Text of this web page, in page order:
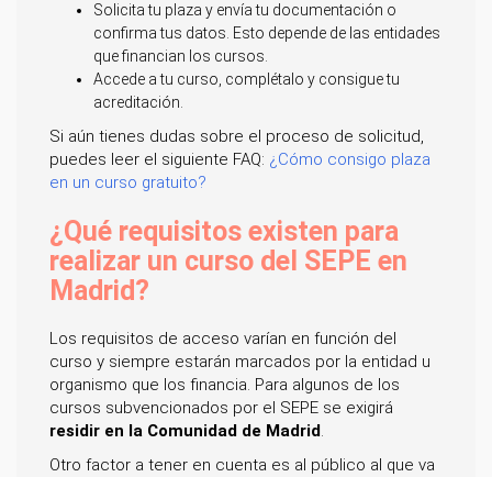
Solicita tu plaza y envía tu documentación o
confirma tus datos. Esto depende de las entidades
que financian los cursos.
Accede a tu curso, complétalo y consigue tu
acreditación.
Si aún tienes dudas sobre el proceso de solicitud,
puedes leer el siguiente FAQ: ¿Cómo consigo plaza
en un curso gratuito?
¿Qué requisitos existen para
realizar un curso del SEPE en
Madrid?
Los requisitos de acceso varían en función del
curso y siempre estarán marcados por la entidad u
organismo que los financia. Para algunos de los
cursos subvencionados por el SEPE se exigirá
residir en la Comunidad de Madrid.
Otro factor a tener en cuenta es al público al que va